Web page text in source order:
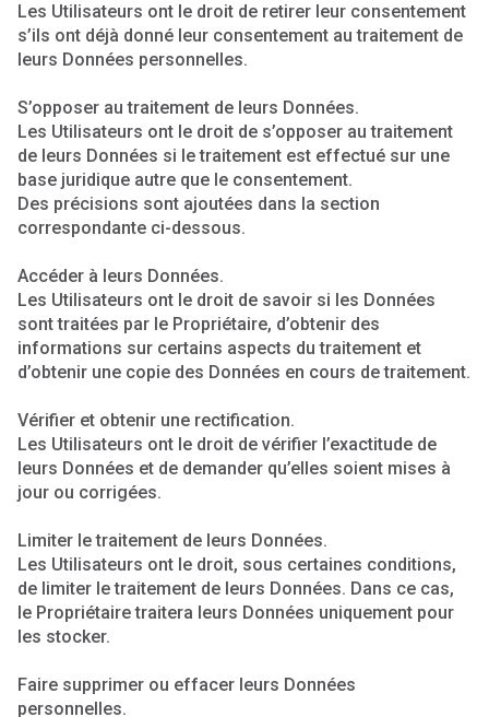
Les Utilisateurs ont le droit de retirer leur consentement
s’ils ont déjà donné leur consentement au traitement de
leurs Données personnelles.
S’opposer au traitement de leurs Données.
Les Utilisateurs ont le droit de s’opposer au traitement
de leurs Données si le traitement est effectué sur une
base juridique autre que le consentement.
Des précisions sont ajoutées dans la section
correspondante ci-dessous.
Accéder à leurs Données.
Les Utilisateurs ont le droit de savoir si les Données
sont traitées par le Propriétaire, d’obtenir des
informations sur certains aspects du traitement et
d’obtenir une copie des Données en cours de traitement.
Vérifier et obtenir une rectification.
Les Utilisateurs ont le droit de vérifier l’exactitude de
leurs Données et de demander qu’elles soient mises à
jour ou corrigées.
Limiter le traitement de leurs Données.
Les Utilisateurs ont le droit, sous certaines conditions,
de limiter le traitement de leurs Données. Dans ce cas,
le Propriétaire traitera leurs Données uniquement pour
les stocker.
Faire supprimer ou effacer leurs Données
personnelles.